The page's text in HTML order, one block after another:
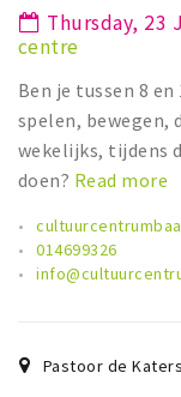
Cycling
Nature
Thursday, 23
centre
Ben je tussen 8
spelen, bewegen,
wekelijks, tijdens
doen? Read more
014699326
Pastoor de